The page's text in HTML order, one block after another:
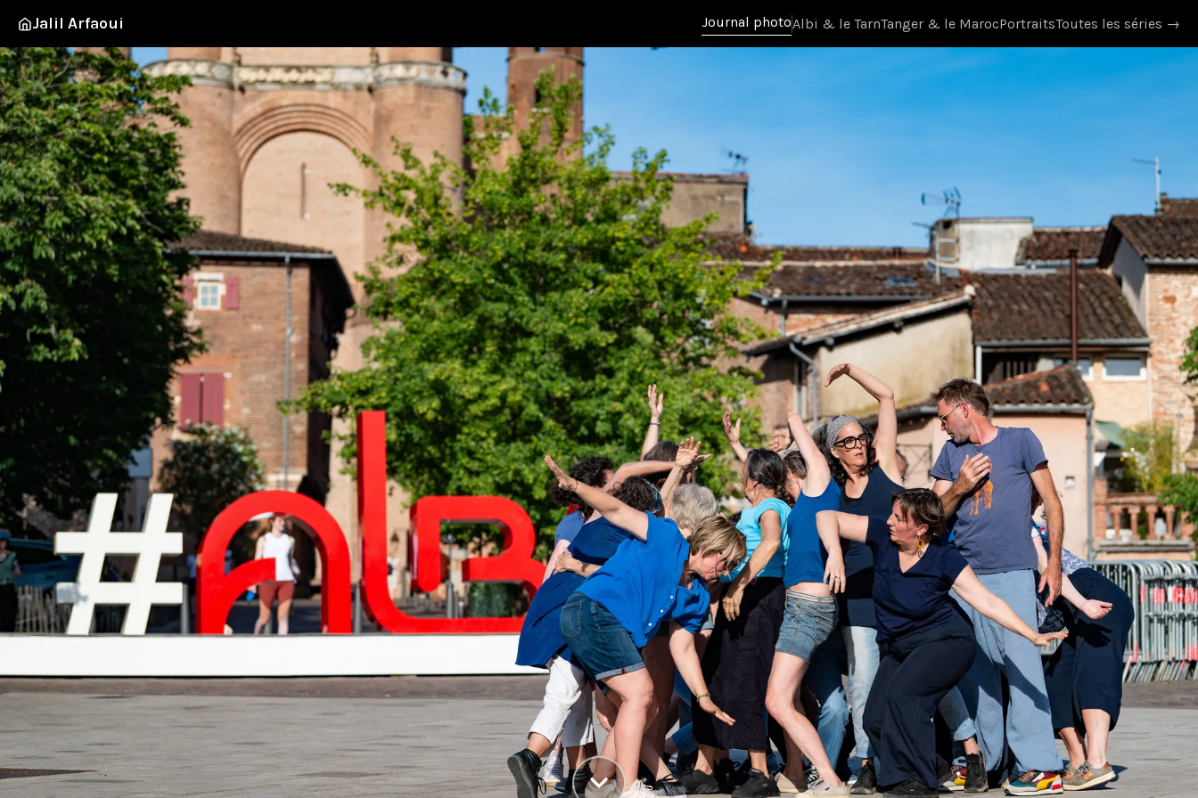
Jalil Arfaoui Journal photoAlbi & le TarnTanger & le MarocPortraitsToutes les séries →